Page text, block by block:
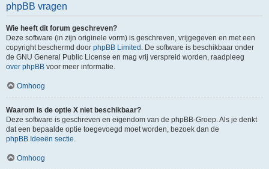
phpBB vragen
Wie heeft dit forum geschreven?
Deze software (in zijn originele vorm) is geschreven, vrijgegeven en met een
copyright beschermd door phpBB Limited . De software is beschikbaar onder
de GNU General Public License en mag vrij verspreid worden, raadpleeg
over phpBB voor meer informatie.
Omhoog
Waarom is de optie X niet beschikbaar?
Deze software is geschreven en eigendom van de phpBB-Groep. Als je denkt
dat een bepaalde optie toegevoegd moet worden, bezoek dan de
phpBB Ideeën sectie.
Omhoog